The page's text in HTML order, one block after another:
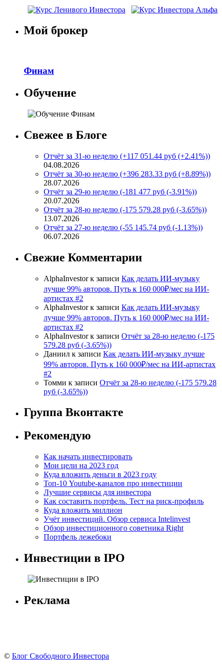
Мой брокер
Финам
Обучение
Свежее в Блоге
Отчёт за 31-ю неделю (+117 051.44 руб (+2.41%))
04.08.2026
Отчёт за 30-ю неделю (+396 283.33 руб (+8.89%))
28.07.2026
Отчёт за 29-ю неделю (-181 477 руб (-3.91%))
20.07.2026
Отчёт за 28-ю неделю (-175 579.28 руб (-3.65%))
13.07.2026
Отчёт за 27-ю неделю (-55 145.74 руб (-1.13%))
06.07.2026
Свежие Комментарии
AlphaInvestorк записи Как делать ИИ-музыку
лучше 99% авторов. Путь к 160 000₽/мес на ИИ-
артистах #2
AlphaInvestorк записи Как делать ИИ-музыку
лучше 99% авторов. Путь к 160 000₽/мес на ИИ-
артистах #2
AlphaInvestorк записи Отчёт за 28-ю неделю (-175
579.28 руб (-3.65%))
Даниил к записи Как делать ИИ-музыку лучше
99% авторов. Путь к 160 000₽/мес на ИИ-артистах
#2
Томми к записи Отчёт за 28-ю неделю (-175 579.28
руб (-3.65%))
Группа Вконтакте
Рекомендую
Как начать инвестировать
Мои цели на 2023 год
Куда вложить деньги в 2023 году
Топ-10 Youtube-каналов про инвестиции
Лучшие сервисы для инвестора
Как составить портфель. Тест на риск-профиль
Куда вложить миллион
Учёт инвестиций. Обзор сервиса Intelinvest
Обзор инвестиционного советника Right
Портфель лежебоки
Инвестиции в IPO
Реклама
© Блог Свободного Инвестора